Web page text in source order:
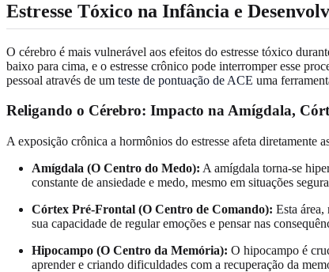
Estresse Tóxico na Infância e
O cérebro é mais vulnerável aos efeitos do estresse tóxico
baixo para cima, e o estresse crônico pode interromper esse
pessoal através de um teste de pontuação de ACE uma
Religando o Cérebro: Impacto na Amígdala,
A exposição crônica a hormônios do estresse afeta diretamente
Amígdala (O Centro do Medo): A amígdala torna-se
constante de ansiedade e medo, mesmo em situações
Córtex Pré-Frontal (O Centro de Comando): Esta
sua capacidade de regular emoções e pensar nas
Hipocampo (O Centro da Memória): O hipocampo é
aprender e criando dificuldades com a recuperação da